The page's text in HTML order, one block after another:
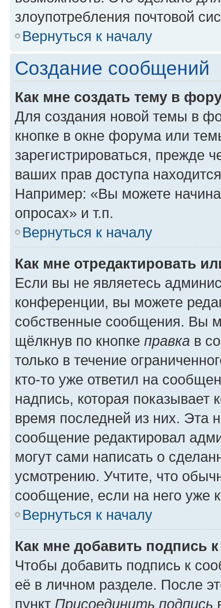
злоупотребления почтовой
Вернуться к началу
Создание сообщений
Как мне создать тему в
Для создания новой темы в
кнопке в окне форума или
зарегистрироваться, прежде
ваших прав доступа
Например: «Вы можете
опросах» и т.п.
Вернуться к началу
Как мне отредактировать
Если вы не являетесь
конференции, вы можете
собственные сообщения. Вы
щёлкнув по кнопке правка в
только в течение
кто-то уже ответил на
надпись, которая показывает
время последней из них. Эта
сообщение редактировал
могут сами написать о
усмотрению. Учтите, что
сообщение, если на него уже
Вернуться к началу
Как мне добавить подпись
Чтобы добавить подпись к
её в личном разделе. После
пункт Присоединить подпись